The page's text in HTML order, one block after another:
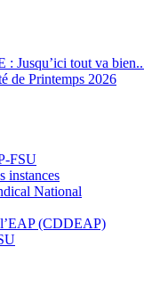
Jusqu’ici tout va
de Printemps 2026
FSU
instances
National
(CDDEAP)